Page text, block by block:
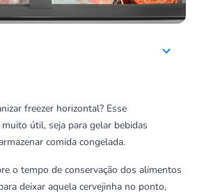
freezer horizontal? Esse
útil, seja para gelar bebidas
comida congelada.
o tempo de conservação dos alimentos
deixar aquela cervejinha no ponto,